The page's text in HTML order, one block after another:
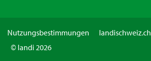
Nutzungsbestimmungen
landischweiz.ch
© landi 2026